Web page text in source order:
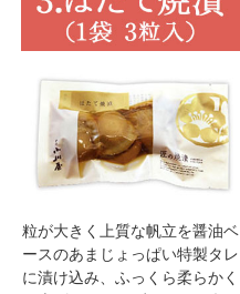
粒が大きく上質な帆立を醤油ベ
ースのあまじょっぱい特製タレ
に漬け込み、ふっくら柔らかく